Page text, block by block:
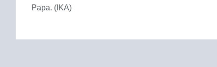
Papa. (IKA)